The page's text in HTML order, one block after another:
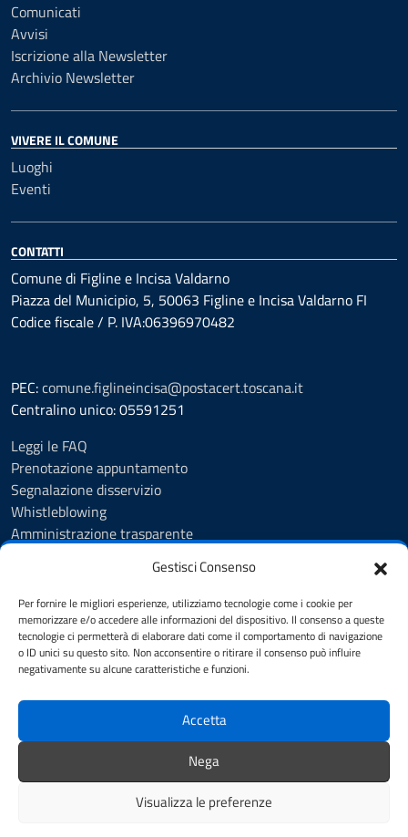
Gestisci Consenso
Per fornire le migliori esperienze, utilizziamo tecnologie come i cookie per
memorizzare e/o accedere alle informazioni del dispositivo. Il consenso a queste
tecnologie ci permetterà di elaborare dati come il comportamento di navigazione
o ID unici su questo sito. Non acconsentire o ritirare il consenso può influire
negativamente su alcune caratteristiche e funzioni.
Accetta
Nega
Visualizza le preferenze
Comunicati
Avvisi
Iscrizione alla Newsletter
Archivio Newsletter
VIVERE IL COMUNE
Luoghi
Eventi
CONTATTI
Comune di Figline e Incisa Valdarno
Piazza del Municipio, 5, 50063 Figline e Incisa Valdarno FI
Codice fiscale / P. IVA:06396970482
PEC:comune.figlineincisa@postacert.toscana.it
Centralino unico: 05591251
Leggi le FAQ
Prenotazione appuntamento
Segnalazione disservizio
Whistleblowing
Amministrazione trasparente
Albo Pretorio
Cookie Policy
Informativa privacy
Dichiarazione di accessibilità
SEGUICI SU
Facebook Instagram YouTube